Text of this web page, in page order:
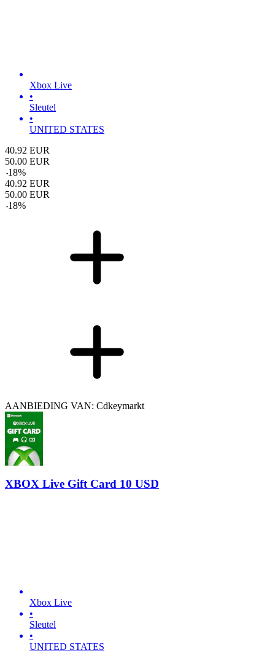
Xbox Live
•
Sleutel
•
UNITED STATES
40.92 EUR
50.00 EUR
-18%
40.92 EUR
50.00 EUR
-18%
AANBIEDING VAN: Cdkeymarkt
XBOX Live Gift Card 10 USD
Xbox Live
•
Sleutel
•
UNITED STATES